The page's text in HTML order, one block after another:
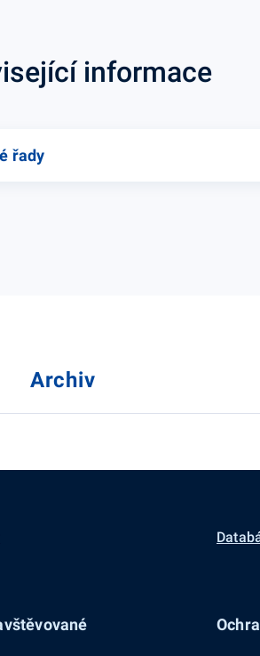
informace
řady
Archiv